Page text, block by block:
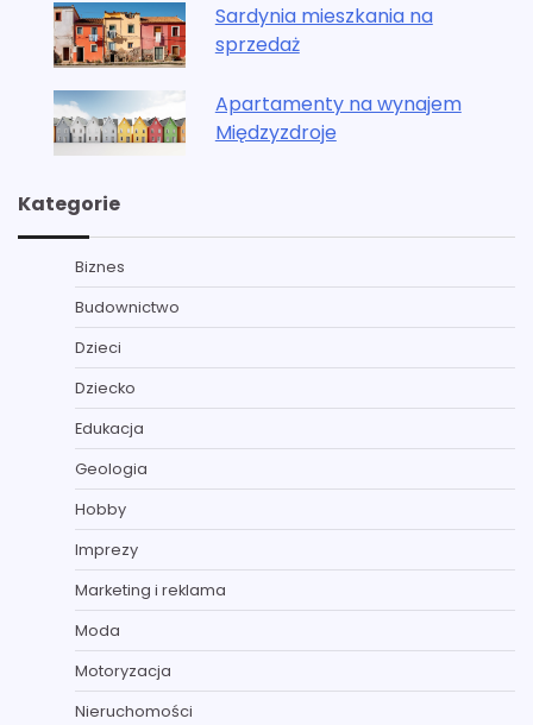
Sardynia mieszkania na
sprzedaż
Apartamenty na wynajem
Międzyzdroje
Kategorie
Biznes
Budownictwo
Dzieci
Dziecko
Edukacja
Geologia
Hobby
Imprezy
Marketing i reklama
Moda
Motoryzacja
Nieruchomości